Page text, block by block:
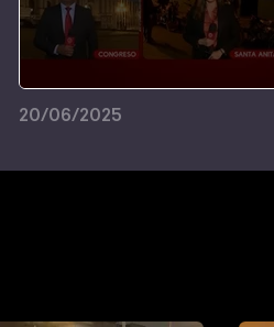
20/06/2025